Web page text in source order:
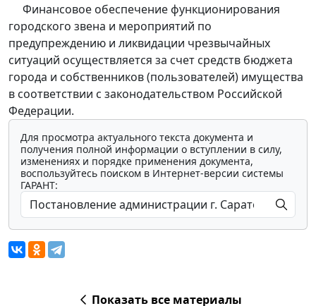
Финансовое обеспечение функционирования
городского звена и мероприятий по
предупреждению и ликвидации чрезвычайных
ситуаций осуществляется за счет средств бюджета
города и собственников (пользователей) имущества
в соответствии с законодательством Российской
Федерации.
Для просмотра актуального текста документа и
получения полной информации о вступлении в силу,
изменениях и порядке применения документа,
воспользуйтесь поиском в Интернет-версии системы
ГАРАНТ:
Показать все материалы